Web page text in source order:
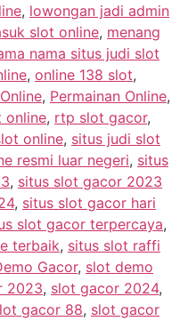
, lowongan jadi admin
slot online, menang
nama situs judi slot
, online 138 slot,
, Permainan Online,
online, rtp slot gacor,
online, situs judi slot
resmi luar negeri, situs
, situs slot gacor 2023
, situs slot gacor hari
slot gacor terpercaya,
terbaik, situs slot raffi
Gacor, slot demo
2023, slot gacor 2024,
gacor 88, slot gacor